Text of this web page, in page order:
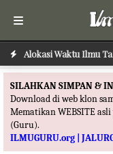
Alokasi Waktu Ilmu
SILAHKAN SIMPAN &
Download di web klon
Mematikan WEBSITE
(Guru).
ILMUGURU.org |